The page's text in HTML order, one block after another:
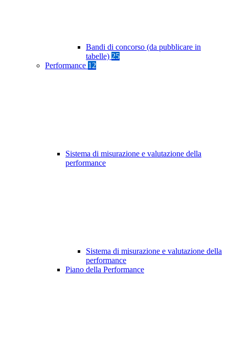
Bandi di concorso (da pubblicare in
tabelle) 25
Performance 12
Sistema di misurazione e valutazione della
performance
Sistema di misurazione e valutazione della
performance
Piano della Performance